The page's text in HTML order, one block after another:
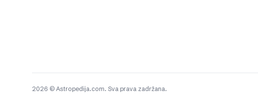
2026 © Astropedija.com. Sva prava zadržana.